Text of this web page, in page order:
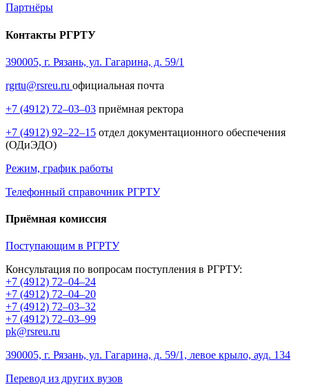
Партнёры
Контакты РГРТУ
390005, г. Рязань, ул. Гагарина, д. 59/1
rgrtu@rsreu.ru официальная почта
+7 (4912) 72–03–03 приёмная ректора
+7 (4912) 92–22–15 отдел документационного обеспечения
(ОДиЭДО)
Режим, график работы
Телефонный справочник РГРТУ
Приёмная комиссия
Поступающим в РГРТУ
Консультация по вопросам поступления в РГРТУ:
+7 (4912) 72–04–24
+7 (4912) 72–04–20
+7 (4912) 72–03–32
+7 (4912) 72–03–99
pk@rsreu.ru
390005, г. Рязань, ул. Гагарина, д. 59/1, левое крыло, ауд. 134
Перевод из других вузов